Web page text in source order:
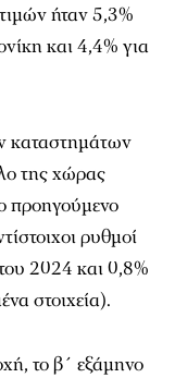
ήταν 5,3%
και 4,4% για
καταστημάτων
της χώρας
προηγούμενο
ρυθμοί
2024 και 0,8%
στοιχεία).
το β΄ εξάμηνο